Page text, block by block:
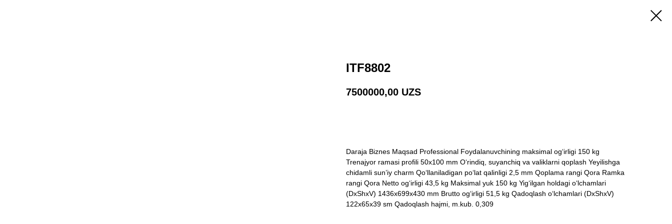
ITF8802
7500000,00 UZS
Daraja Biznes Maqsad Professional Foydalanuvchining maksimal og‘irligi 150 kg
Trenajyor ramasi profili 50x100 mm O‘rindiq, suyanchiq va valiklarni qoplash Yeyilishga
chidamli sun’iy charm Qo‘llaniladigan po‘lat qalinligi 2,5 mm Qoplama rangi Qora Ramka
rangi Qora Netto og‘irligi 43,5 kg Maksimal yuk 150 kg Yig‘ilgan holdagi o‘lchamlari
(DxShxV) 1436x699x430 mm Brutto og‘irligi 51,5 kg Qadoqlash o‘lchamlari (DxShxV)
122x65x39 sm Qadoqlash hajmi, m.kub. 0,309